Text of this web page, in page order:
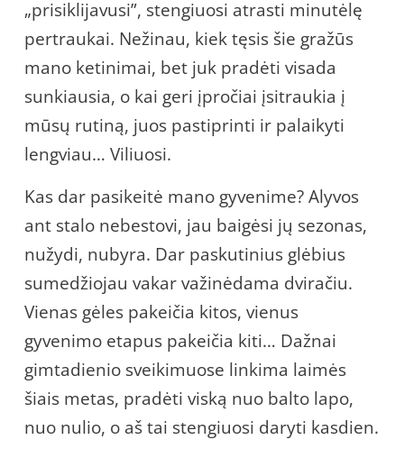
„prisiklijavusi”, stengiuosi atrasti minutėlę
pertraukai. Nežinau, kiek tęsis šie gražūs
mano ketinimai, bet juk pradėti visada
sunkiausia, o kai geri įpročiai įsitraukia į
mūsų rutiną, juos pastiprinti ir palaikyti
lengviau… Viliuosi.
Kas dar pasikeitė mano gyvenime? Alyvos
ant stalo nebestovi, jau baigėsi jų sezonas,
nužydi, nubyra. Dar paskutinius glėbius
sumedžiojau vakar važinėdama dviračiu.
Vienas gėles pakeičia kitos, vienus
gyvenimo etapus pakeičia kiti… Dažnai
gimtadienio sveikimuose linkima laimės
šiais metas, pradėti viską nuo balto lapo,
nuo nulio, o aš tai stengiuosi daryti kasdien.